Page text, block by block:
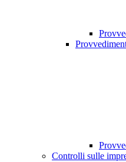
Controlli sulle